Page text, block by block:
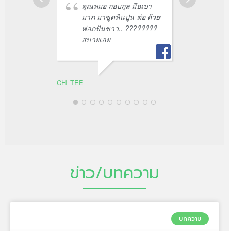
คุณหมอ กอบกุล มือเบา
มาก มาขูดหินปูน ต่อ ด้วย
ฟอกฟันขาว.. ????????
สบายเลย
CHI TEE
ข่าว/บทความ
บทความ